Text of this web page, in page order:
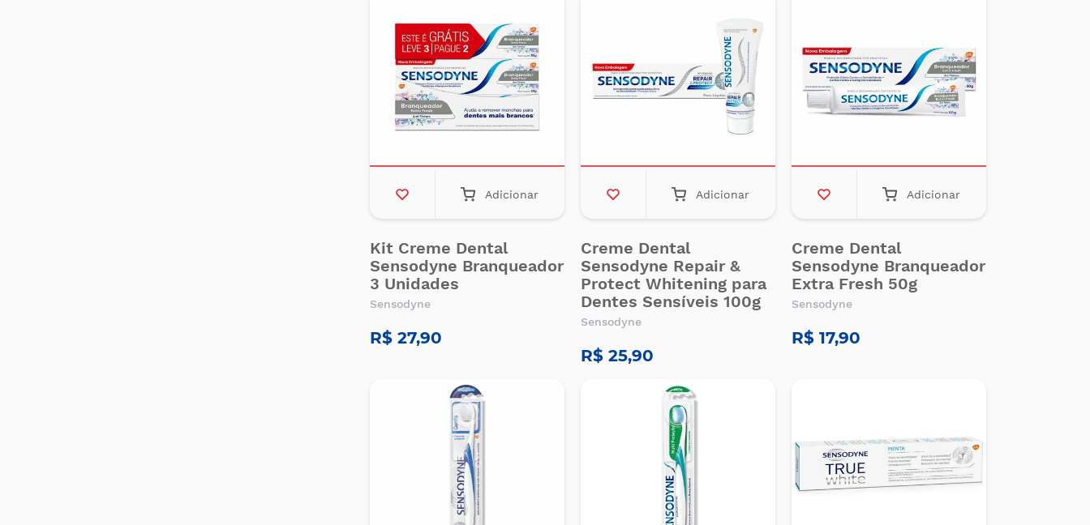
Adicionar
Kit Creme Dental
Sensodyne Branqueador
3 Unidades
Sensodyne
R$ 27,90
Adicionar
Creme Dental
Sensodyne Repair &
Protect Whitening para
Dentes Sensíveis 100g
Sensodyne
R$ 25,90
Adicionar
Creme Dental
Sensodyne Branqueador
Extra Fresh 50g
Sensodyne
R$ 17,90